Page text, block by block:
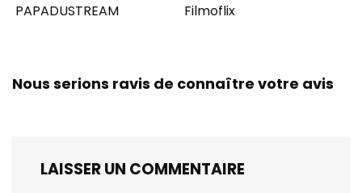
PAPADUSTREAM Filmoflix
Nous serions ravis de connaître votre avis
LAISSER UN COMMENTAIRE